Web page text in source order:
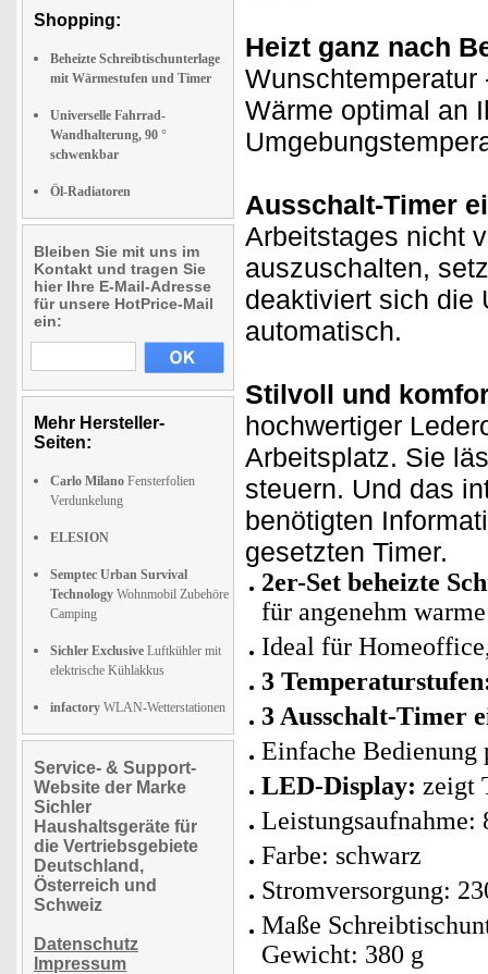
Shopping:
Beheizte Schreibtischunterlage
mit Wärmestufen und Timer
Universelle Fahrrad-
Wandhalterung, 90 °
schwenkbar
Öl-Radiatoren
Bleiben Sie mit uns im
Kontakt und tragen Sie
hier Ihre E-Mail-Adresse
für unsere HotPrice-Mail
ein:
Mehr Hersteller-
Seiten:
Carlo Milano Fensterfolien
Verdunkelung
ELESION
Semptec Urban Survival
Technology Wohnmobil Zubehöre
Camping
Sichler Exclusive Luftkühler mit
elektrische Kühlakkus
infactory WLAN-Wetterstationen
Service- & Support-
Website der Marke
Sichler
Haushaltsgeräte für
die Vertriebsgebiete
Deutschland,
Österreich und
Schweiz
Datenschutz
Impressum
Heizt ganz nach
Wunschtemperatur
Wärme optimal an
Ausschalt-Timer
Arbeitstages nicht
auszuschalten,
deaktiviert sich die
automatisch.
Stilvoll und
hochwertiger
Arbeitsplatz. Sie
steuern. Und das
benötigten
gesetzten Timer.
2er-Set beheizte
für angenehm
Ideal für
3
3 Ausschalt-Timer
Einfache Bedienung
LED-Display: zeigt
Leistungsaufnahme:
Farbe: schwarz
Stromversorgung:
Maße
Gewicht: 380 g